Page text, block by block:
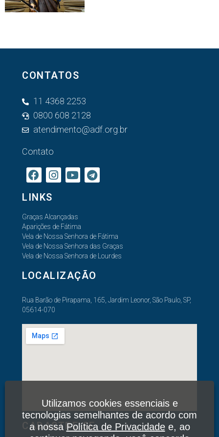
CONTATOS
11 4368 2253
0800 608 2128
atendimento@adf.org.br
Contato
LINKS
Graças Alcançadas
Aparições de Fátima
Vela de Nossa Senhora de Fátima
Vela de Nossa Senhora das Graças
Vela de Nossa Senhora de Lourdes
LOCALIZAÇÃO
Rua Barão de Pirapama, 165, Jardim Leonor, São Paulo, SP,
05614-070
CADASTRE-SE
Utilizamos cookies essenciais e
tecnologias semelhantes de acordo com
a nossaPolítica de Privacidadee, ao